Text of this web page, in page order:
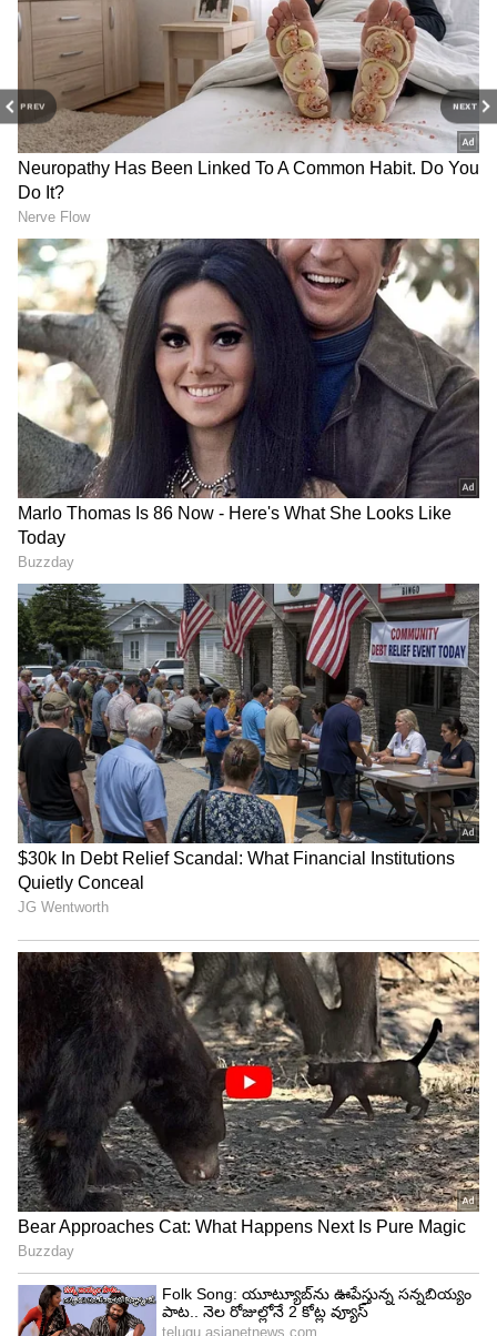
PREV NEXT
Related Articles
Karthika Deepam 2 Today Episode:బిగ్ ట్విస్ట్-
దీపే అసలైన వారసురాలని తెలుసుకున్న పారు-ఏం
చేయబోతోంది?
Karthika Deepam 2 Today Episode: పారుతో
కలిసి జ్యో కొత్త ప్లాన్- కార్తీక్ కి బిగ్ షాక్- సీఈఓగా జ్యో
8
Image Credit : Jiohotstar
జ్యో, పారు సెలెబ్రేషన్
మరోవైపు జ్యోత్స్న, పారిజాతం వారి గెలుపును సెలబ్రేట్
చేసుకుంటారు. నాకు కావాల్సింది సీఈఓ పోస్టు కాదు గ్రానీ..
ఛైర్మన్ పోస్టు అంటుంది జ్యోత్స్న. ఏకంగా తాత పోస్టుకే
ఎసరు పెట్టావా అంటుంది పారు. మరి ఈ చిల్లర డబ్బులు
మనకెందుకు గ్రానీ.. ఈ ఆస్తి మొత్తం నాది కావాలి. బావ నా
సొంతం కావాలి అంటుంది జ్యోత్స్న.
మళ్లీ పాత పాటే పాడతావేంటే అంటుంది పారు. నేను
సీఈఓగా ఉండటం కోసం అబద్ధం చెప్పాను. ఈ ఆస్తి నాదే,
బావ నా వాడే అంటుంది జ్యోత్స్న. నాకు అన్నింటికి అడ్డం
దీపే. తనని లేకుండా చేయాలి అంటుంది జ్యోత్స్న. ఇది ఏదో
తప్పుచేసేలా ఉంది నా మనుమరాలిని ఎలా కాపాడుకోవాలి
అని మనసులో అనుకుంటుంది పారు.